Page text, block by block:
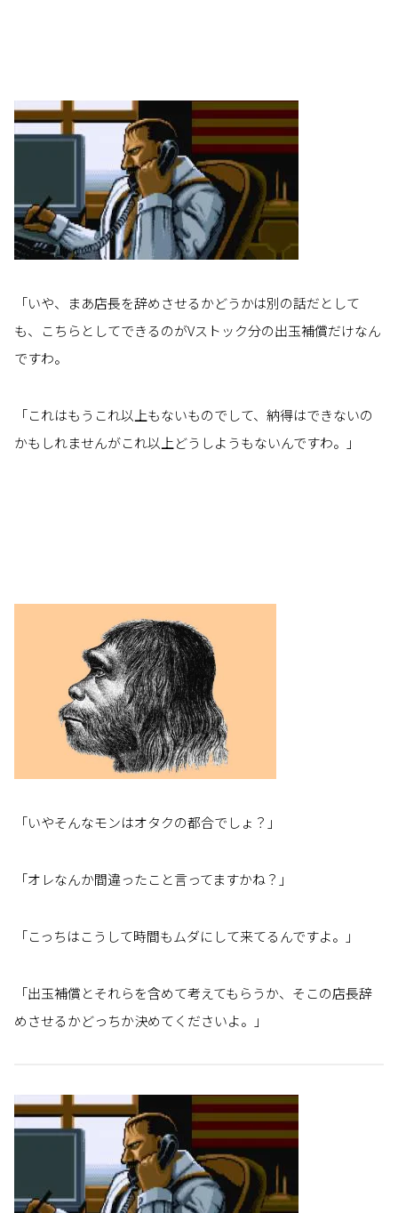
「いや、まあ店長を辞めさせるかどうかは別の話だとして
も、こちらとしてできるのがVストック分の出玉補償だけなん
ですわ。
「これはもうこれ以上もないものでして、納得はできないの
かもしれませんがこれ以上どうしようもないんですわ。」
「いやそんなモンはオタクの都合でしょ？」
「オレなんか間違ったこと言ってますかね？」
「こっちはこうして時間もムダにして来てるんですよ。」
「出玉補償とそれらを含めて考えてもらうか、そこの店長辞
めさせるかどっちか決めてくださいよ。」